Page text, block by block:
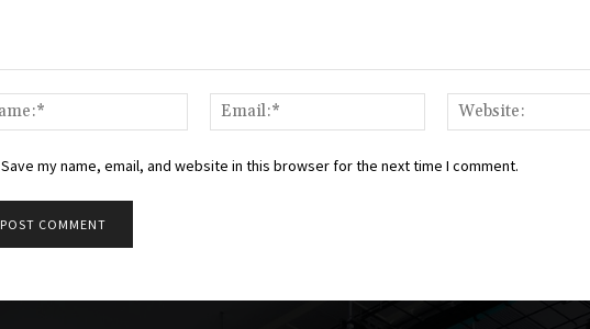
Name:*
Email:*
Save my name, email, and website in this browser for the next time I comment.